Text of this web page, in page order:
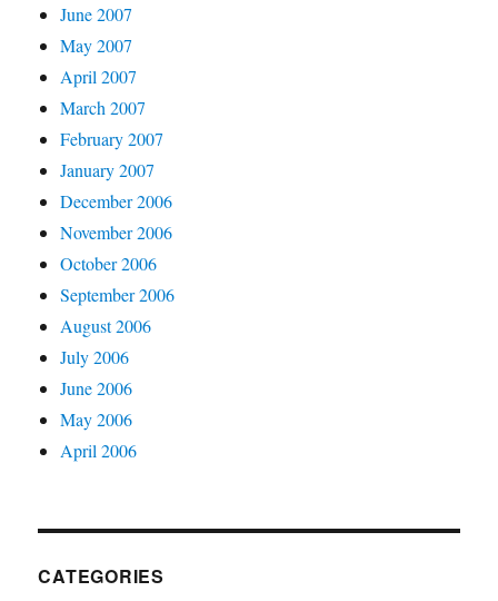
June 2007
May 2007
April 2007
March 2007
February 2007
January 2007
December 2006
November 2006
October 2006
September 2006
August 2006
July 2006
June 2006
May 2006
April 2006
CATEGORIES